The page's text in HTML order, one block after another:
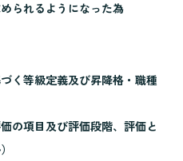
られるようになった為
く等級定義及び昇降格・職種
の項目及び評価段階、評価と